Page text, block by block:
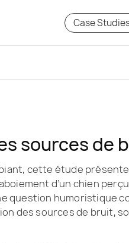
Case
sources de
cette étude
d’un chien
question humoristique
des sources de bruit,